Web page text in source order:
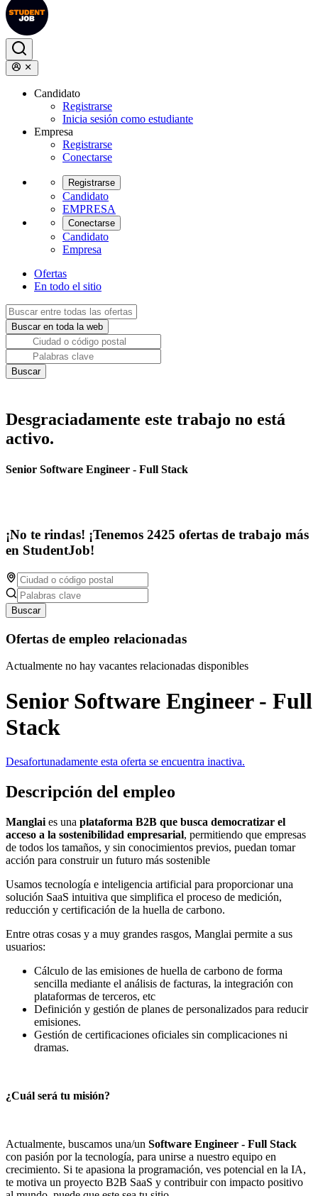
Candidato
Registrarse
Inicia sesión como estudiante
Empresa
Registrarse
Conectarse
Registrarse
Candidato
EMPRESA
Conectarse
Candidato
Empresa
Ofertas
En todo el sitio
Desgraciadamente este trabajo no está
activo.
Senior Software Engineer - Full Stack
¡No te rindas! ¡Tenemos 2425 ofertas de trabajo más
en StudentJob!
Buscar
Ofertas de empleo relacionadas
Actualmente no hay vacantes relacionadas disponibles
Senior Software Engineer - Full
Stack
Desafortunadamente esta oferta se encuentra inactiva.
Descripción del empleo
Manglai es una plataforma B2B que busca democratizar el
acceso a la sostenibilidad empresarial, permitiendo que empresas
de todos los tamaños, y sin conocimientos previos, puedan tomar
acción para construir un futuro más sostenible
Usamos tecnología e inteligencia artificial para proporcionar una
solución SaaS intuitiva que simplifica el proceso de medición,
reducción y certificación de la huella de carbono.
Entre otras cosas y a muy grandes rasgos, Manglai permite a sus
usuarios:
Cálculo de las emisiones de huella de carbono de forma
sencilla mediante el análisis de facturas, la integración con
plataformas de terceros, etc
Definición y gestión de planes de personalizados para reducir
emisiones.
Gestión de certificaciones oficiales sin complicaciones ni
dramas.
¿Cuál será tu misión?
Actualmente, buscamos una/un Software Engineer - Full Stack
con pasión por la tecnología, para unirse a nuestro equipo en
crecimiento. Si te apasiona la programación, ves potencial en la IA,
te motiva un proyecto B2B SaaS y contribuir con impacto positivo